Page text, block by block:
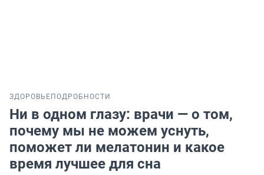
ЗДОРОВЬЕ ПОДРОБНОСТИ
Ни в одном глазу: врачи — о том,
почему мы не можем уснуть,
поможет ли мелатонин и какое
время лучшее для сна